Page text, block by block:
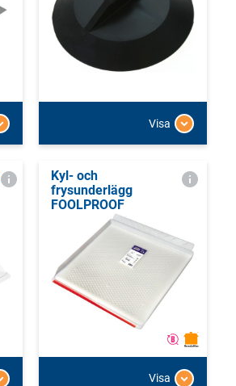
Visa
Kyl- och
frysunderlägg
FOOLPROOF
Visa